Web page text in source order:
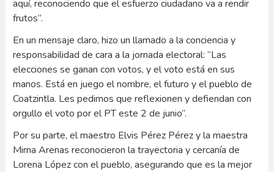
aquí, reconociendo que el esfuerzo ciudadano va a rendir
frutos”.
En un mensaje claro, hizo un llamado a la conciencia y
responsabilidad de cara a la jornada electoral: “Las
elecciones se ganan con votos, y el voto está en sus
manos. Está en juego el nombre, el futuro y el pueblo de
Coatzintla. Les pedimos que reflexionen y defiendan con
orgullo el voto por el PT este 2 de junio”.
Por su parte, el maestro Elvis Pérez Pérez y la maestra
Mirna Arenas reconocieron la trayectoria y cercanía de
Lorena López con el pueblo, asegurando que es la mejor